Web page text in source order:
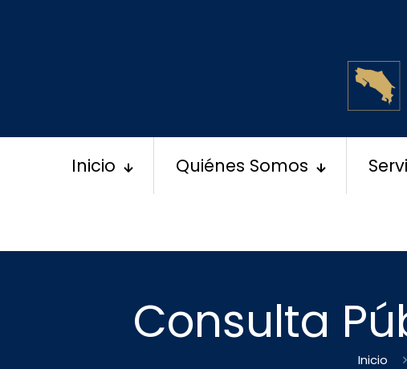
Inicio Quiénes Somos
Consulta
Inicio